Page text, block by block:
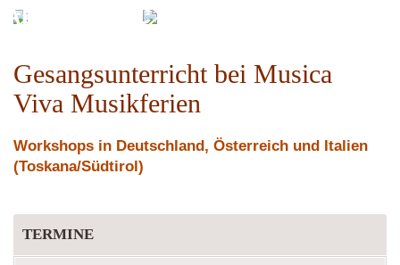
Gesangsunterricht bei Musica
Viva Musikferien
Workshops in Deutschland, Österreich und Italien
(Toskana/Südtirol)
TERMINE